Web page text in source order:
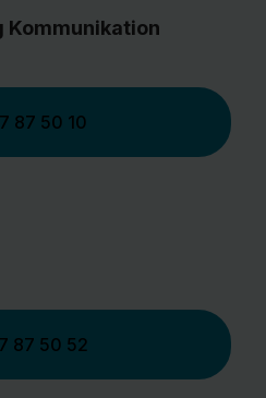
Kommunikation
87 50 10
87 50 52